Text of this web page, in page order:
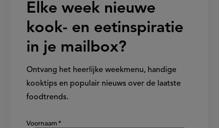
Elke week nieuwe
kook- en eetinspiratie
in je mailbox?
Ontvang het heerlijke weekmenu, handige
kooktips en populair nieuws over de laatste
foodtrends.
Show/hide
Voornaam